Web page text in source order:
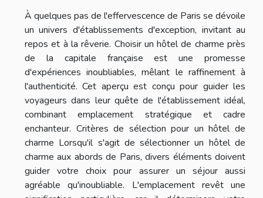
À quelques pas de l'effervescence de Paris se dévoile
un univers d'établissements d'exception, invitant au
repos et à la rêverie. Choisir un hôtel de charme près
de la capitale française est une promesse
d'expériences inoubliables, mêlant le raffinement à
l'authenticité. Cet aperçu est conçu pour guider les
voyageurs dans leur quête de l'établissement idéal,
combinant emplacement stratégique et cadre
enchanteur. Critères de sélection pour un hôtel de
charme Lorsqu'il s'agit de sélectionner un hôtel de
charme aux abords de Paris, divers éléments doivent
guider votre choix pour assurer un séjour aussi
agréable qu'inoubliable. L'emplacement revêt une